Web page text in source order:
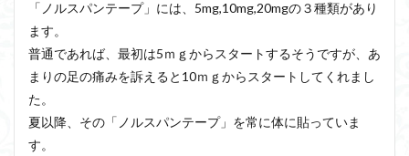
「ノルスパンテープ」には、5mg,10mg,20mgの３種類があり
ます。
普通であれば、最初は5ｍｇからスタートするそうですが、あ
まりの足の痛みを訴えると10ｍｇからスタートしてくれまし
た。
夏以降、その「ノルスパンテープ」を常に体に貼っていま
す。